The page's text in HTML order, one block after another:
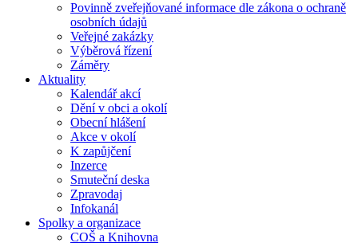
Povinně zveřejňované informace dle zákona o ochraně
osobních údajů
Veřejné zakázky
Výběrová řízení
Záměry
Aktuality
Kalendář akcí
Dění v obci a okolí
Obecní hlášení
Akce v okolí
K zapůjčení
Inzerce
Smuteční deska
Zpravodaj
Infokanál
Spolky a organizace
COŠ a Knihovna